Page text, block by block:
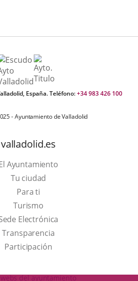
España. Teléfono:+34 983 426 100
- Ayuntamiento de Valladolid
valladolid.es
Ayuntamiento
Tu ciudad
Para ti
TurismoThis
link
will
open
a
Electrónica
Transparencia
Participación
del ayuntamiento